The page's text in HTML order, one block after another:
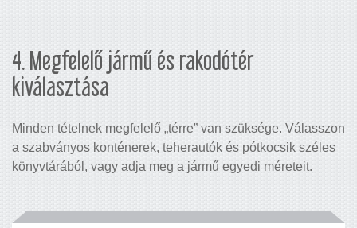
4. Megfelelő jármű és rakodótér
kiválasztása
Minden tételnek megfelelő „térre” van szüksége. Válasszon
a szabványos konténerek, teherautók és pótkocsik széles
könyvtárából, vagy adja meg a jármű egyedi méreteit.